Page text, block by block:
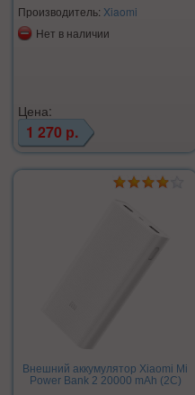
Производитель: Xiaomi
Нет в наличии
Цена:
1 270 р.
Внешний аккумулятор Xiaomi Mi
Power Bank 2 20000 mAh (2C)